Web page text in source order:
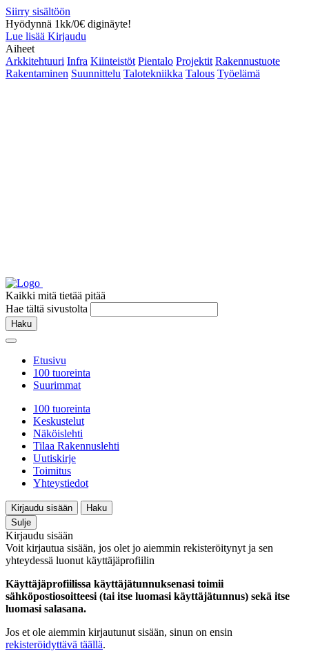
Siirry sisältöön
Hyödynnä 1kk/0€ diginäyte!
Lue lisää Kirjaudu
Aiheet
Arkkitehtuuri Infra Kiinteistöt Pientalo Projektit Rakennustuote
Rakentaminen Suunnittelu Talotekniikka Talous Työelämä
Kaikki mitä tietää pitää
Hae tältä sivustolta
Haku
Etusivu
100 tuoreinta
Suurimmat
100 tuoreinta
Keskustelut
Näköislehti
Tilaa Rakennuslehti
Uutiskirje
Toimitus
Yhteystiedot
Kirjaudu sisään
Haku
Sulje
Kirjaudu sisään
Voit kirjautua sisään, jos olet jo aiemmin rekisteröitynyt ja sen
yhteydessä luonut käyttäjäprofiilin
Käyttäjäprofiilissa käyttäjätunnuksenasi toimii
sähköpostiosoitteesi (tai itse luomasi käyttäjätunnus) sekä itse
luomasi salasana.
Jos et ole aiemmin kirjautunut sisään, sinun on ensin
rekisteröidyttävä täällä.